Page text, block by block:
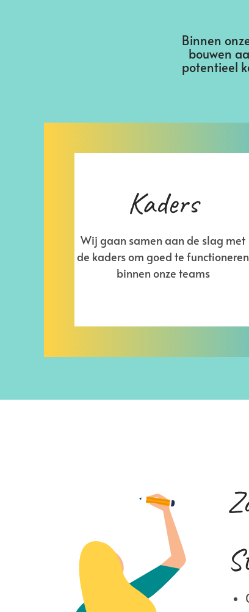
Binnen
bouwen
potentieel
Kaders
Wij gaan samen aan de slag met
de kaders om goed te functioneren
binnen onze teams